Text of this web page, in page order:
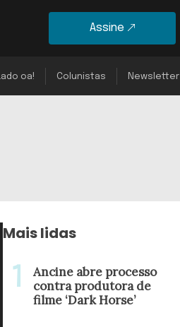
Assine
Lado oa! Colunistas Newsletter
Mais lidas
Ancine abre processo
contra produtora de
filme ‘Dark Horse’